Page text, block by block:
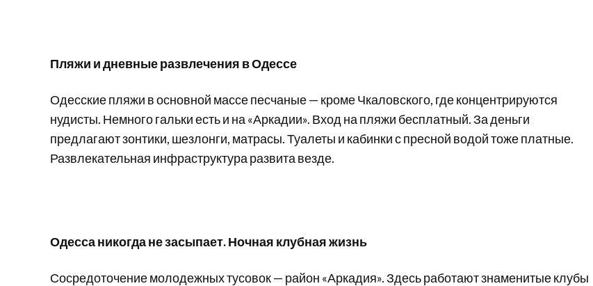
Пляжи и дневные развлечения в Одессе
Одесские пляжи в основной массе песчаные — кроме Чкаловского, где концентрируются
нудисты. Немного гальки есть и на «Аркадии». Вход на пляжи бесплатный. За деньги
предлагают зонтики, шезлонги, матрасы. Туалеты и кабинки с пресной водой тоже платные.
Развлекательная инфраструктура развита везде.
Одесса никогда не засыпает. Ночная клубная жизнь
Сосредоточение молодежных тусовок — район «Аркадия». Здесь работают знаменитые клубы